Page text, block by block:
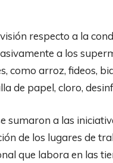
respecto a la
a los
como arroz, fideos,
de papel, cloro,
sumaron a las
de los lugares de
que labora en las